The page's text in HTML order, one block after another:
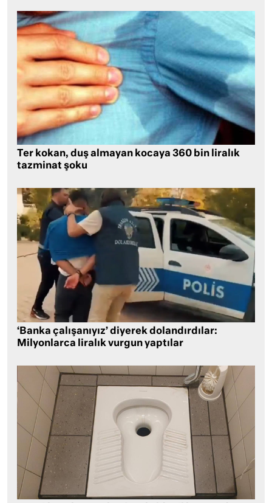
Ter kokan, duş almayan kocaya 360 bin liralık
tazminat şoku
‘Banka çalışanıyız’ diyerek dolandırdılar:
Milyonlarca liralık vurgun yaptılar